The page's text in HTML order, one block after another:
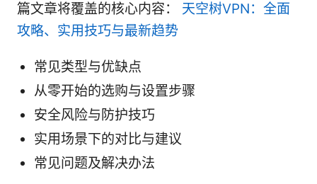
篇文章将覆盖的核心内容： 天空树VPN：全面
攻略、实用技巧与最新趋势
常见类型与优缺点
从零开始的选购与设置步骤
安全风险与防护技巧
实用场景下的对比与建议
常见问题及解决办法